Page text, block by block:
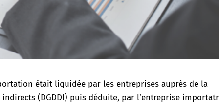
était liquidée par les entreprises auprès de la
(DGDDI) puis déduite, par l’entreprise